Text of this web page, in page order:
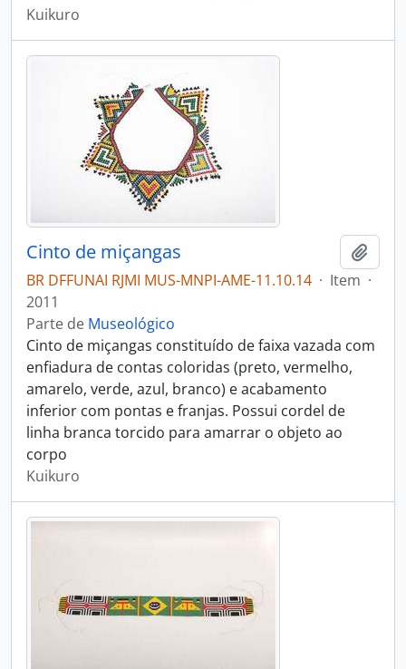
Kuikuro
Cinto de miçangas
BR DFFUNAI RJMI MUS-MNPI-AME-11.10.14 · Item ·
2011
Parte de Museológico
Cinto de miçangas constituído de faixa vazada com
enfiadura de contas coloridas (preto, vermelho,
amarelo, verde, azul, branco) e acabamento
inferior com pontas e franjas. Possui cordel de
linha branca torcido para amarrar o objeto ao
corpo
Kuikuro